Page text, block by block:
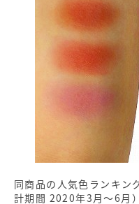
同商品の人気色ランキン
計期間 2020年3月～6月）